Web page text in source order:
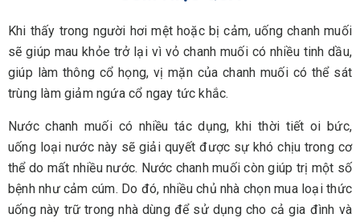
Khi thấy trong người hơi mệt hoặc bị cảm, uống chanh muối
sẽ giúp mau khỏe trở lại vì vỏ chanh muối có nhiều tinh dầu,
giúp làm thông cổ họng, vị mặn của chanh muối có thể sát
trùng làm giảm ngứa cổ ngay tức khắc.
Nước chanh muối có nhiều tác dụng, khi thời tiết oi bức,
uống loại nước này sẽ giải quyết được sự khó chịu trong cơ
thể do mất nhiều nước. Nước chanh muối còn giúp trị một số
bệnh như cảm cúm. Do đó, nhiều chủ nhà chọn mua loại thức
uống này trữ trong nhà dùng để sử dụng cho cả gia đình và